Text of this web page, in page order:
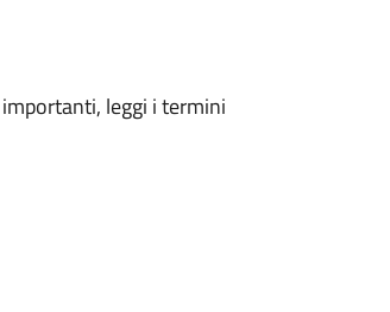
leggi i termini